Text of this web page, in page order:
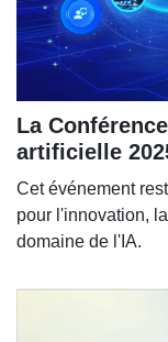
La
artificielle
Cet événement
pour l'innovation,
domaine de l'IA.